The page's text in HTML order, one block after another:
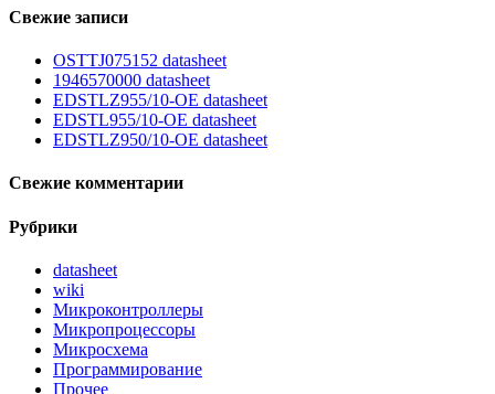
Свежие записи
OSTTJ075152 datasheet
1946570000 datasheet
EDSTLZ955/10-OE datasheet
EDSTL955/10-OE datasheet
EDSTLZ950/10-OE datasheet
Свежие комментарии
Рубрики
datasheet
wiki
Микроконтроллеры
Микропроцессоры
Микросхема
Программирование
Прочее